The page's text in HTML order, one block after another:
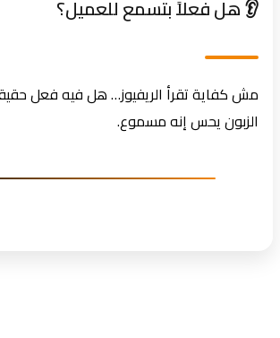
👂 هل فعلاً بتسمع للعميل؟
مش كفاية تقرأ الريفيوز… هل فيه فعل
الزبون يحس إنه مسموع.